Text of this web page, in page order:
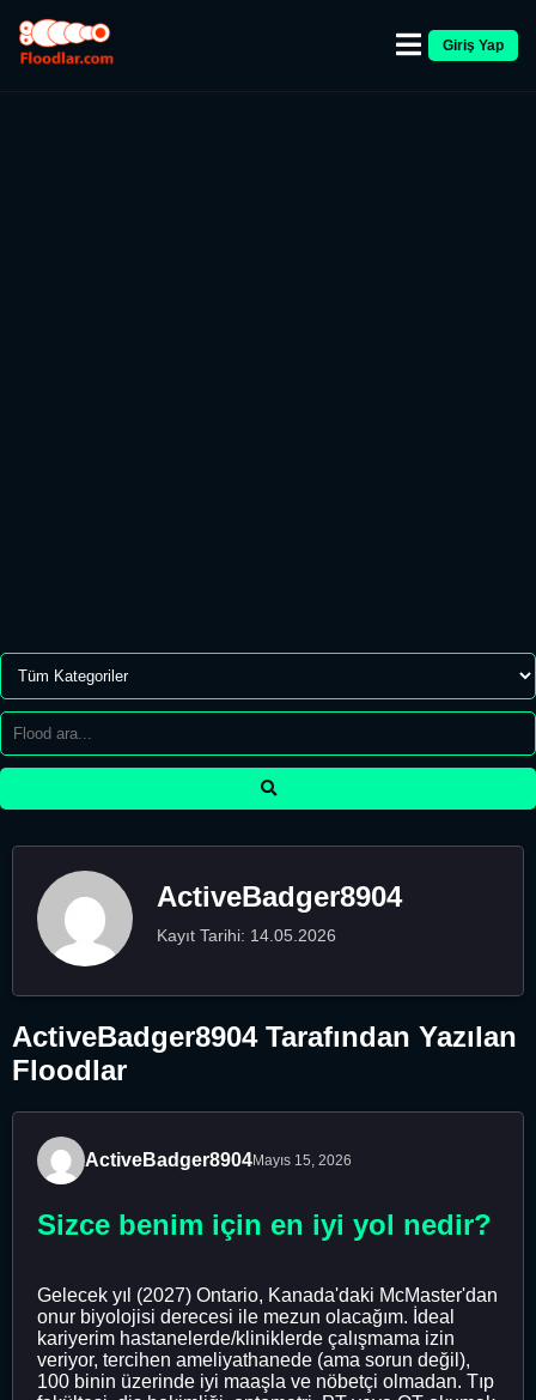
Giriş Yap
ActiveBadger8904
Kayıt Tarihi: 14.05.2026
ActiveBadger8904 Tarafından Yazılan
Floodlar
ActiveBadger8904Mayıs 15, 2026
Sizce benim için en iyi yol nedir?
Gelecek yıl (2027) Ontario, Kanada'daki McMaster'dan
onur biyolojisi derecesi ile mezun olacağım. İdeal
kariyerim hastanelerde/kliniklerde çalışmama izin
veriyor, tercihen ameliyathanede (ama sorun değil),
100 binin üzerinde iyi maaşla ve nöbetçi olmadan. Tıp